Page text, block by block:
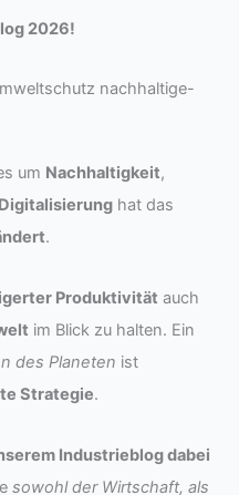
2026!
um Nachhaltigkeit,
Digitalisierung hat das
.
Produktivität auch
im Blick zu halten. Ein
des Planeten ist
Strategie.
Industrieblog dabei
sowohl der Wirtschaft, als